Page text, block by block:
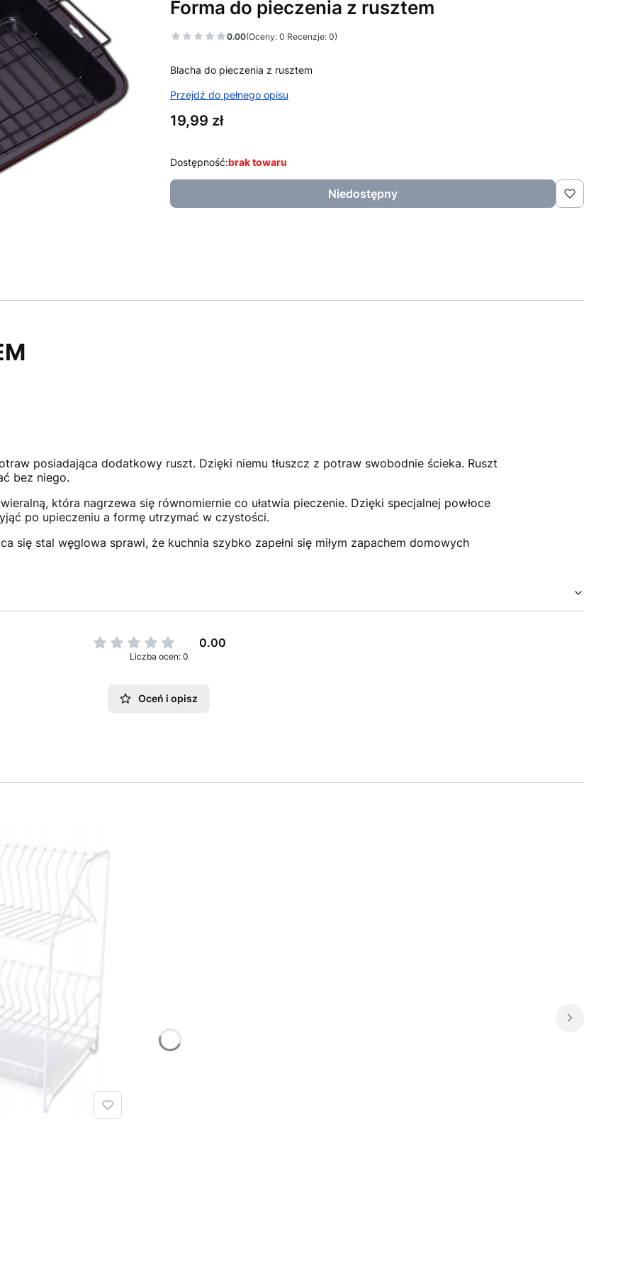
Forma do pieczenia z rusztem
0.00(Oceny: 0 Recenzje: 0)
Blacha do pieczenia z rusztem
Przejdź do pełnego opisu
Cena
19,99 zł
Dostępność:brak towaru
Niedostępny
posiadająca dodatkowy ruszt. Dzięki niemu tłuszcz z potraw swobodnie ścieka. Ruszt
bez niego.
która nagrzewa się równomiernie co ułatwia pieczenie. Dzięki specjalnej powłoce
po upieczeniu a formę utrzymać w czystości.
się stal węglowa sprawi, że kuchnia szybko zapełni się miłym zapachem domowych
0.00
Liczba ocen: 0
Oceń i opisz